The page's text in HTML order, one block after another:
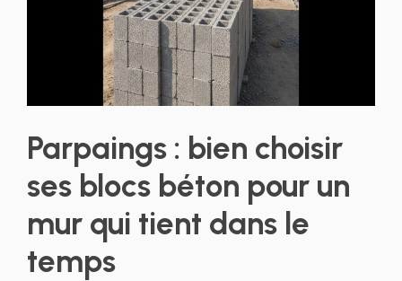
Parpaings : bien choisir
ses blocs béton pour un
mur qui tient dans le
temps